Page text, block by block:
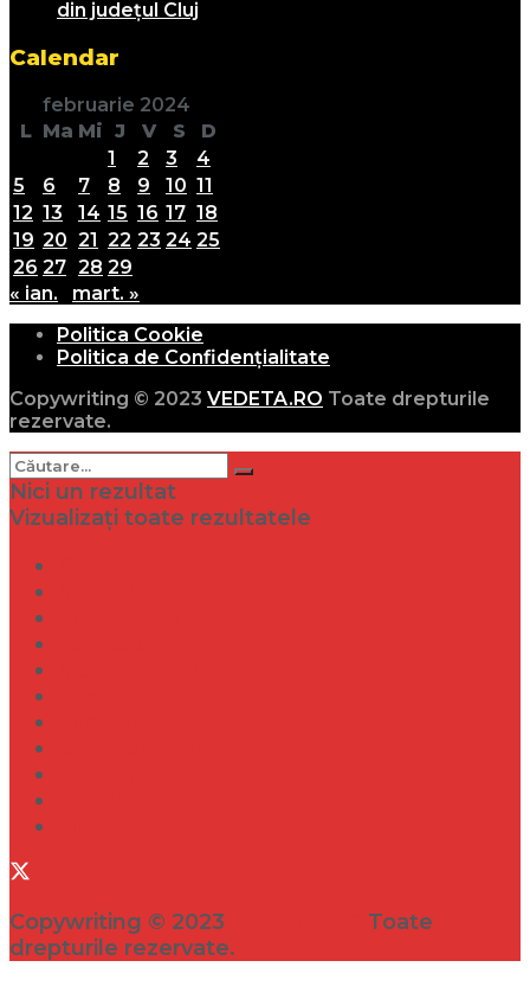
din județul Cluj
Calendar
februarie 2024
L Ma Mi J V S
D
1
2 3
4
5
6 7 8 9 10 11
12 13 14 15 16 17 18
19 20 21 22 23 24 25
26 27 28 29
« ian.
mart. »
Politica Cookie
Politica de Confidențialitate
Copywriting © 2023 VEDETA.RO Toate drepturile
rezervate.
Nici un rezultat
Vizualizați toate rezultatele
Copywriting © 2023
Toate
drepturile rezervate.